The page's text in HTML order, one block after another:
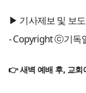
▶ 기사제보 및 보
- Copyright ⓒ기독
👉 새벽 예배 후, 교회